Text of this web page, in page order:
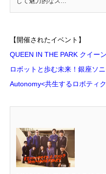
【開催されたイベント】
QUEEN IN THE PARK クイー
ロボットと歩む未来！銀座ソ
Autonomy<共生するロボティ